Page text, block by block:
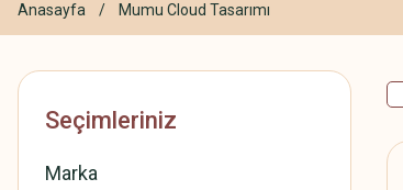
Anasayfa Mumu Cloud Tasarımı
Seçimleriniz
Marka